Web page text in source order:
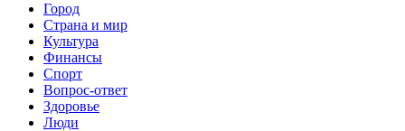
Город
Страна и мир
Культура
Финансы
Спорт
Вопрос-ответ
Здоровье
Люди